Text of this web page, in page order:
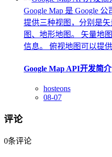
Google Map 是 Google
提供三种视图，分别是
图、地形地图。 矢量地
信息。 俯视地图可以提供
Google Map API开发简介
hosteons
08-07
评论
0条评论